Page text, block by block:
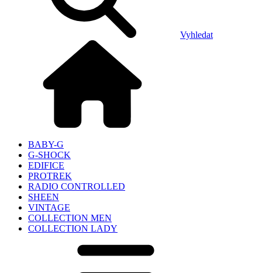
Vyhledat
BABY-G
G-SHOCK
EDIFICE
PROTREK
RADIO CONTROLLED
SHEEN
VINTAGE
COLLECTION MEN
COLLECTION LADY